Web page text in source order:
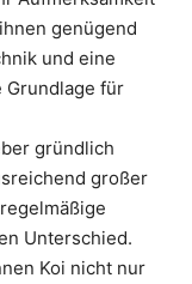
genügend
und eine
Grundlage für
gründlich
großer
Unterschied.
Koi nicht nur